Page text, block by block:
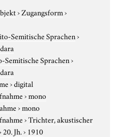
›Zugangsform›
Semitische Sprachen›
Semitische Sprachen›
›digital
›mono
›mono
›Trichter, akustischer
20. Jh.› 1910